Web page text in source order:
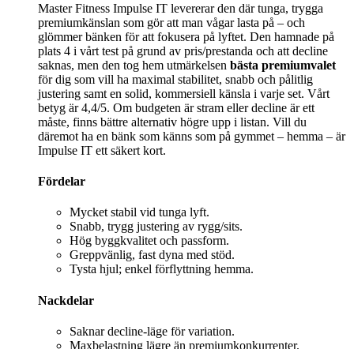
Master Fitness Impulse IT levererar den där tunga, trygga
premiumkänslan som gör att man vågar lasta på – och
glömmer bänken för att fokusera på lyftet. Den hamnade på
plats 4 i vårt test på grund av pris/prestanda och att decline
saknas, men den tog hem utmärkelsen bästa premiumvalet
för dig som vill ha maximal stabilitet, snabb och pålitlig
justering samt en solid, kommersiell känsla i varje set. Vårt
betyg är 4,4/5. Om budgeten är stram eller decline är ett
måste, finns bättre alternativ högre upp i listan. Vill du
däremot ha en bänk som känns som på gymmet – hemma – är
Impulse IT ett säkert kort.
Fördelar
Mycket stabil vid tunga lyft.
Snabb, trygg justering av rygg/sits.
Hög byggkvalitet och passform.
Greppvänlig, fast dyna med stöd.
Tysta hjul; enkel förflyttning hemma.
Nackdelar
Saknar decline-läge för variation.
Maxbelastning lägre än premiumkonkurrenter.